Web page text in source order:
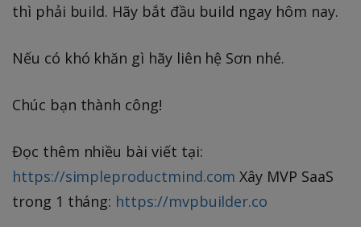
thì phải build. Hãy bắt đầu build ngay hôm nay.
Nếu có khó khăn gì hãy liên hệ Sơn nhé.
Chúc bạn thành công!
Đọc thêm nhiều bài viết tại:
https://simpleproductmind.com Xây MVP SaaS
trong 1 tháng: https://mvpbuilder.co